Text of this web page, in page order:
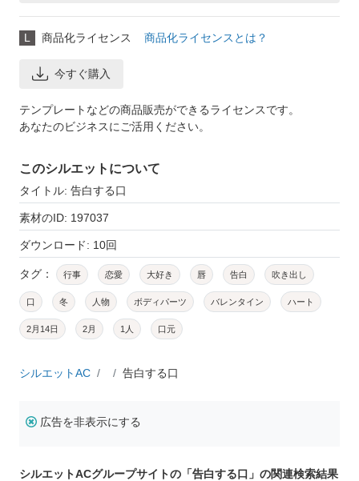
L 商品化ライセンス 商品化ライセンスとは？
今すぐ購入
テンプレートなどの商品販売ができるライセンスです。
あなたのビジネスにご活用ください。
このシルエットについて
タイトル: 告白する口
素材のID: 197037
ダウンロード: 10回
タグ： 行事 恋愛 大好き 唇 告白 吹き出し
口 冬 人物 ボディパーツ バレンタイン ハート
2月14日 2月 1人 口元
シルエットAC 告白する口
広告を非表示にする
シルエットACグループサイトの「告白する口」の関連検索結果